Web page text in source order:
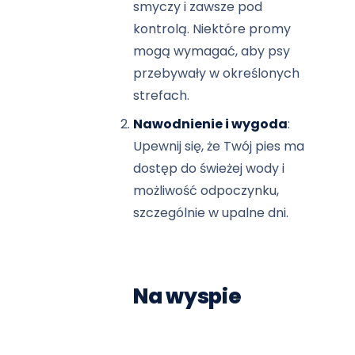
smyczy i zawsze pod
kontrolą. Niektóre promy
mogą wymagać, aby psy
przebywały w określonych
strefach.
Nawodnienie i wygoda:
Upewnij się, że Twój pies ma
dostęp do świeżej wody i
możliwość odpoczynku,
szczególnie w upalne dni.
Na wyspie